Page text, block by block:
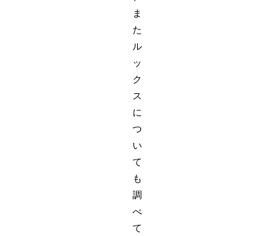
ま
た
ル
ッ
ク
ス
に
つ
い
て
も
調
べ
て